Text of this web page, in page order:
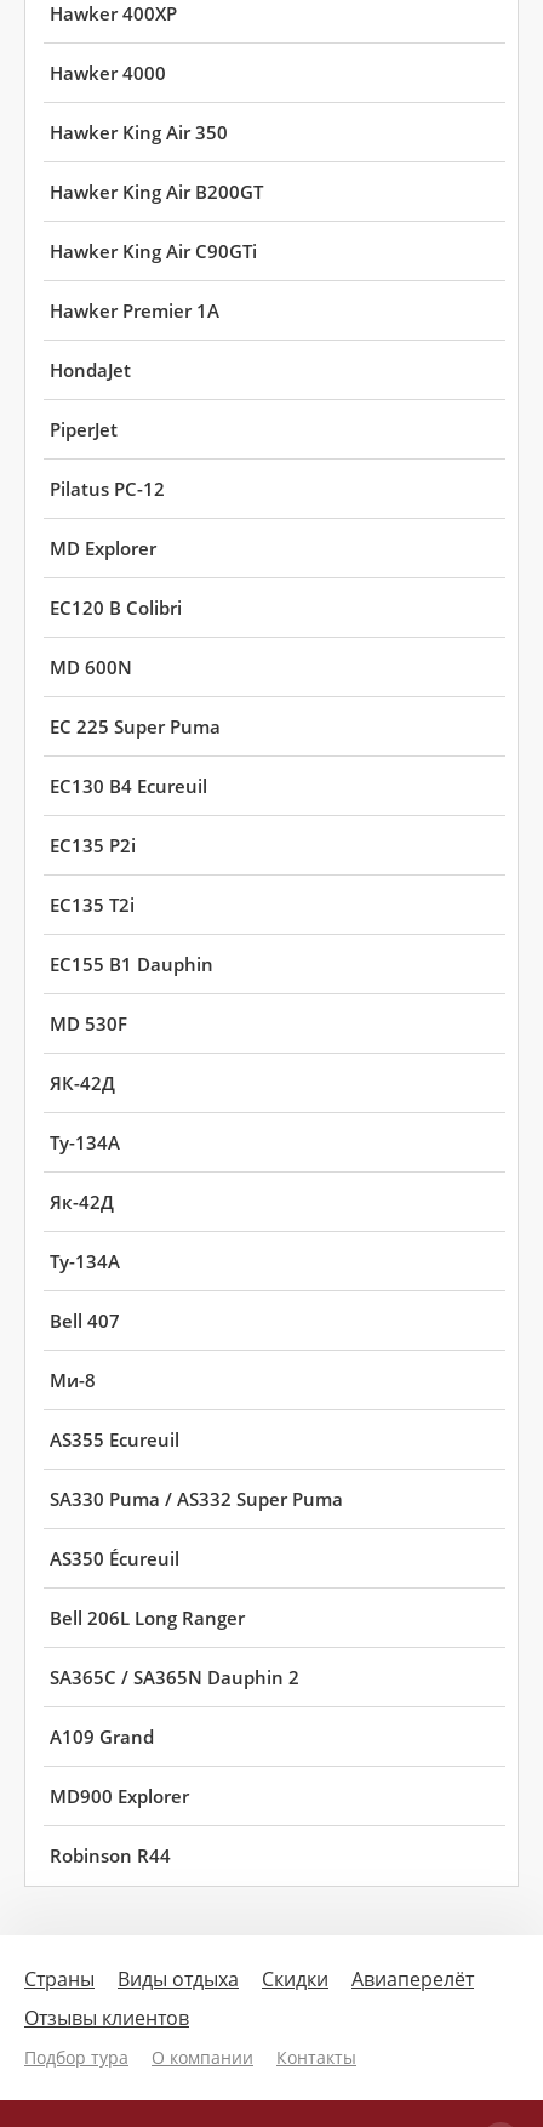
Hawker 400XP
Hawker 4000
Hawker King Air 350
Hawker King Air B200GT
Hawker King Air C90GTi
Hawker Premier 1A
HondaJet
PiperJet
Pilatus PC-12
MD Explorer
EC120 B Colibri
MD 600N
EC 225 Super Puma
EC130 B4 Ecureuil
EC135 P2i
EC135 T2i
EC155 B1 Dauphin
MD 530F
ЯК-42Д
Ту-134A
Як-42Д
Ту-134А
Bell 407
Ми-8
AS355 Ecureuil
SA330 Puma / AS332 Super Puma
AS350 Écureuil
Bell 206L Long Ranger
SA365C / SA365N Dauphin 2
A109 Grand
MD900 Explorer
Robinson R44
Страны Виды отдыха Скидки
Авиаперелёт
Отзывы клиентов
Подбор тура О компании Контакты